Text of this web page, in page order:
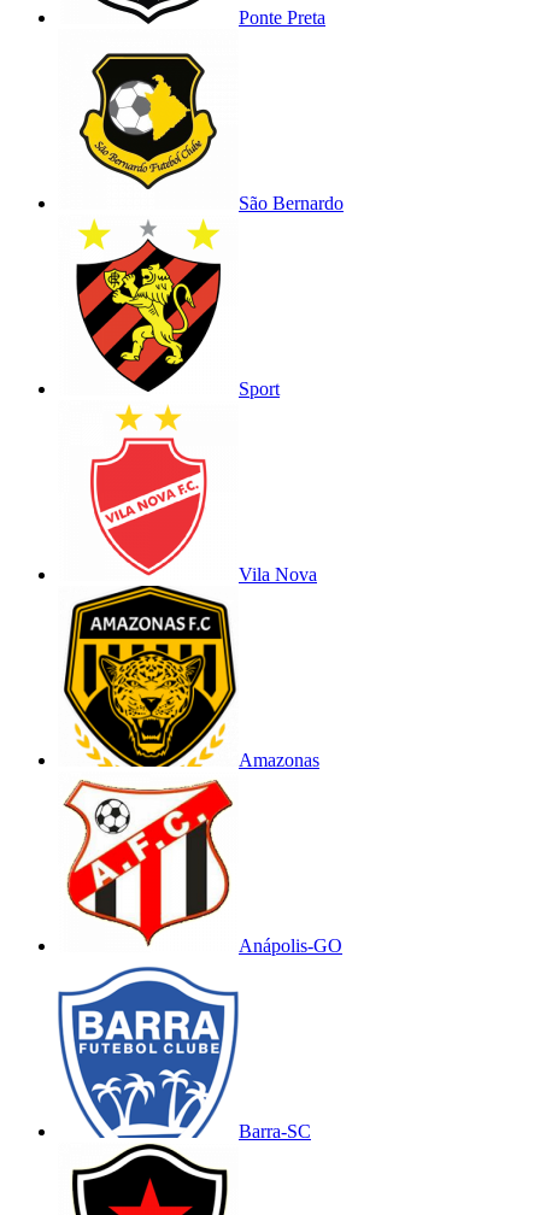
Ponte Preta
São Bernardo
Sport
Vila Nova
Amazonas
Anápolis-GO
Barra-SC